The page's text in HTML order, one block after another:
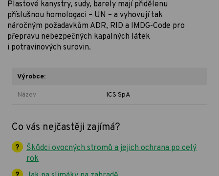
Plastové kanystry, sudy, barely mají přidělenu
příslušnou homologaci – UN – a vyhovují tak
náročným požadavkům ADR, RID a IMDG-Code pro
přepravu nebezpečných kapalných látek
i potravinových surovin.
Výrobce:
Název ICS SpA
Co vás nejčastěji zajímá?
Škůdci ovocných stromů a jejich ochrana po celý
rok